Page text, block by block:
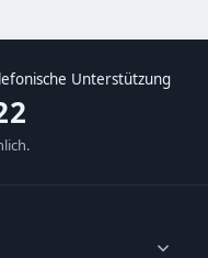
Unterstützung